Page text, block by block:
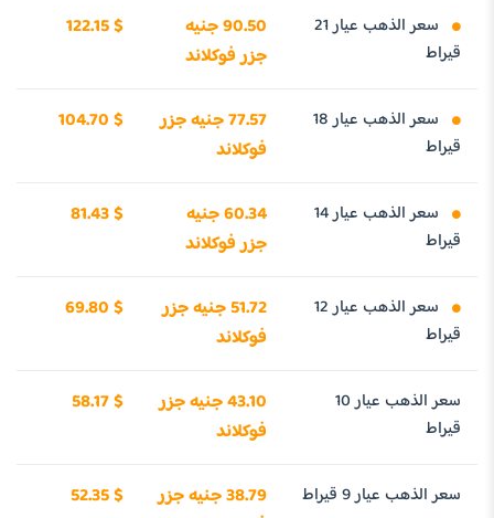
سعر الذهب عيار 21
قيراط
90.50 جنيه
جزر فوكلاند
122.15 $
سعر الذهب عيار 18
قيراط
77.57 جنيه جزر
فوكلاند
104.70 $
سعر الذهب عيار 14
قيراط
60.34 جنيه
جزر فوكلاند
81.43 $
سعر الذهب عيار 12
قيراط
51.72 جنيه جزر
فوكلاند
69.80 $
سعر الذهب عيار 10
قيراط
43.10 جنيه جزر
فوكلاند
58.17 $
سعر الذهب عيار 9 قيراط
38.79 جنيه جزر
52.35 $